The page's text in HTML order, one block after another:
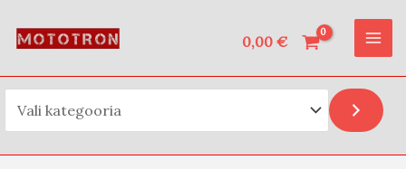
0,00 €
t
s